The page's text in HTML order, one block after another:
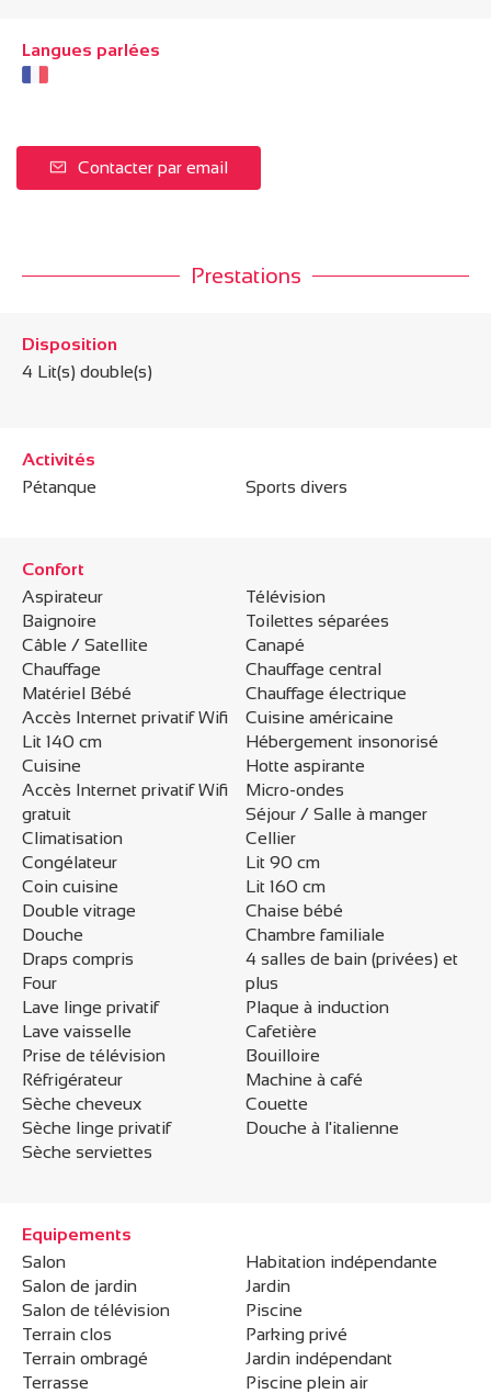
Langues parlées
Contacter par email
Prestations
Disposition
4 Lit(s) double(s)
Activités
Pétanque
Sports divers
Confort
Aspirateur
Baignoire
Câble / Satellite
Chauffage
Matériel Bébé
Accès Internet privatif Wifi
Lit 140 cm
Cuisine
Accès Internet privatif Wifi
gratuit
Climatisation
Congélateur
Coin cuisine
Double vitrage
Douche
Draps compris
Four
Lave linge privatif
Lave vaisselle
Prise de télévision
Réfrigérateur
Sèche cheveux
Sèche linge privatif
Sèche serviettes
Télévision
Toilettes séparées
Canapé
Chauffage central
Chauffage électrique
Cuisine américaine
Hébergement insonorisé
Hotte aspirante
Micro-ondes
Séjour / Salle à manger
Cellier
Lit 90 cm
Lit 160 cm
Chaise bébé
Chambre familiale
4 salles de bain (privées) et
plus
Plaque à induction
Cafetière
Bouilloire
Machine à café
Couette
Douche à l'italienne
Equipements
Salon
Salon de jardin
Salon de télévision
Terrain clos
Terrain ombragé
Terrasse
Habitation indépendante
Jardin
Piscine
Parking privé
Jardin indépendant
Piscine plein air